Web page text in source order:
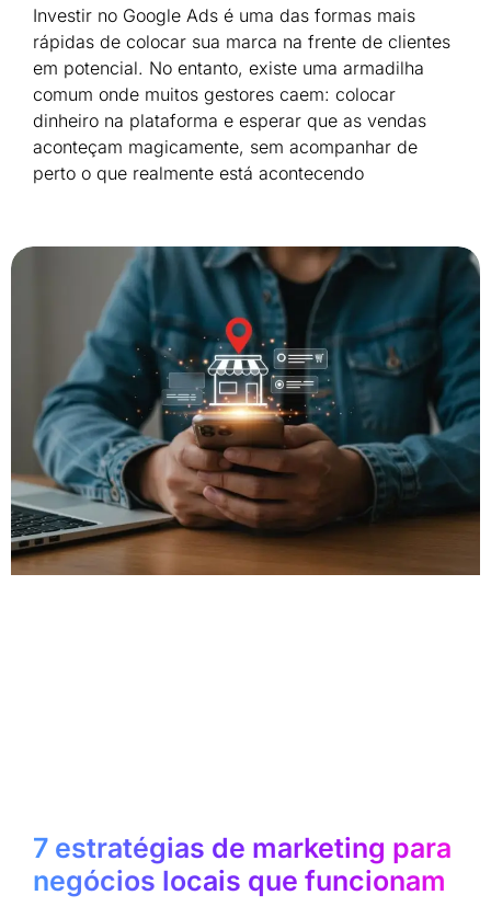
Investir no Google Ads é uma das formas mais
rápidas de colocar sua marca na frente de clientes
em potencial. No entanto, existe uma armadilha
comum onde muitos gestores caem: colocar
dinheiro na plataforma e esperar que as vendas
aconteçam magicamente, sem acompanhar de
perto o que realmente está acontecendo
7 estratégias de marketing para
negócios locais que funcionam